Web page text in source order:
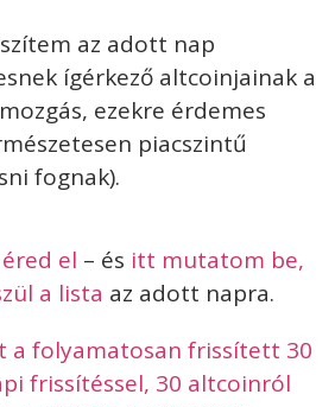
az adott nap
ígérkező altcoinjainak a
ezekre érdemes
piacszintű
fognak).
el – és itt mutatom be,
a lista az adott napra.
a folyamatosan frissített 30
frissítéssel, 30 altcoinról